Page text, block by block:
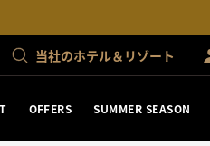
当社のホテル＆リゾート
OFFERS SUMMER SEASON